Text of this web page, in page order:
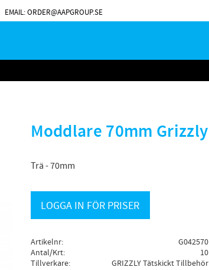
EMAIL: ORDER@AAPGROUP.SE
Moddlare 70mm Grizzly
Trä - 70mm
LOGGA IN FÖR PRISER
Artikelnr
G042570
Antal/Krt
10
Tillverkare
GRIZZLY Tätskickt Tillbehör